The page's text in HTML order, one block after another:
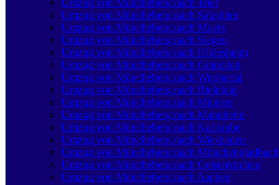
Umzug von Müncheberg nach Trier
Umzug von Müncheberg nach Salzgitter
Umzug von Müncheberg nach Moers
Umzug von Müncheberg nach Siegen
Umzug von Müncheberg nach Hildesheim
Umzug von Müncheberg nach Gütersloh
Umzug von Müncheberg nach Wuppertal
Umzug von Müncheberg nach Bielefeld
Umzug von Müncheberg nach Münster
Umzug von Müncheberg nach Mannheim
Umzug von Müncheberg nach Karlsruhe
Umzug von Müncheberg nach Wiesbaden
Umzug von Müncheberg nach Mönchen­gladbach
Umzug von Müncheberg nach Gelsenkirchen
Umzug von Müncheberg nach Aachen